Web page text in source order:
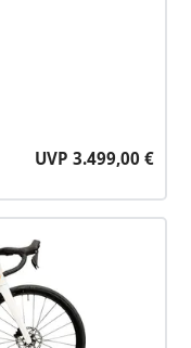
UVP 3.499,00 €